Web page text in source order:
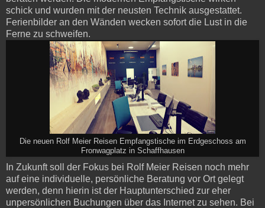
schick und wurden mit der neusten Technik ausgestattet.
Ferienbilder an den Wänden wecken sofort die Lust in die
Ferne zu schweifen.
Die neuen Rolf Meier Reisen Empfangstische im Erdgeschoss am
Fronwagplatz in Schaffhausen
In Zukunft soll der Fokus bei Rolf Meier Reisen noch mehr
auf eine individuelle, persönliche Beratung vor Ort gelegt
werden, denn hierin ist der Hauptunterschied zur eher
unpersönlichen Buchungen über das Internet zu sehen. Bei